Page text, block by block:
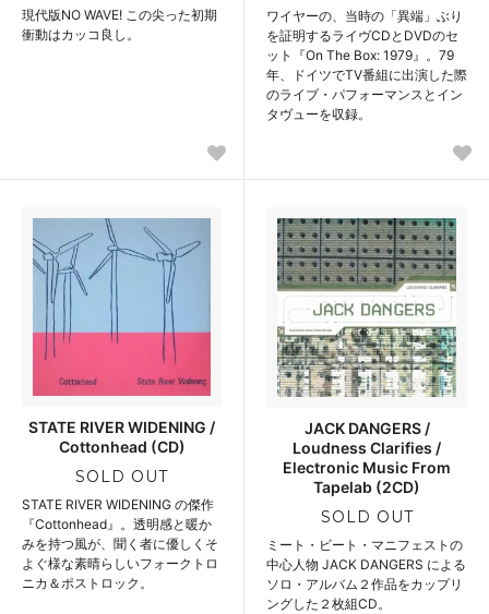
現代版NO WAVE! この尖った初期
衝動はカッコ良し。
ワイヤーの、当時の「異端」ぶり
を証明するライヴCDとDVDのセ
ット『On The Box: 1979』。79
年、ドイツでTV番組に出演した際
のライブ・パフォーマンスとイン
タヴューを収録。
STATE RIVER WIDENING /
Cottonhead (CD)
SOLD OUT
STATE RIVER WIDENING の傑作
『Cottonhead』。透明感と暖か
みを持つ風が、聞く者に優しくそ
よぐ様な素晴らしいフォークトロ
ニカ＆ポストロック。
JACK DANGERS /
Loudness Clarifies /
Electronic Music From
Tapelab (2CD)
SOLD OUT
ミート・ビート・マニフェストの
中心人物 JACK DANGERS による
ソロ・アルバム２作品をカップリ
ングした２枚組CD。